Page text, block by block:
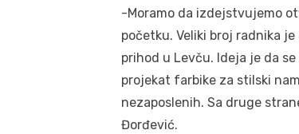
-Moramo da izdejstvujemo
početku. Veliki broj radnika
prihod u Levču. Ideja je da
projekat farbike za stilski
nezaposlenih. Sa druge
Đorđević.